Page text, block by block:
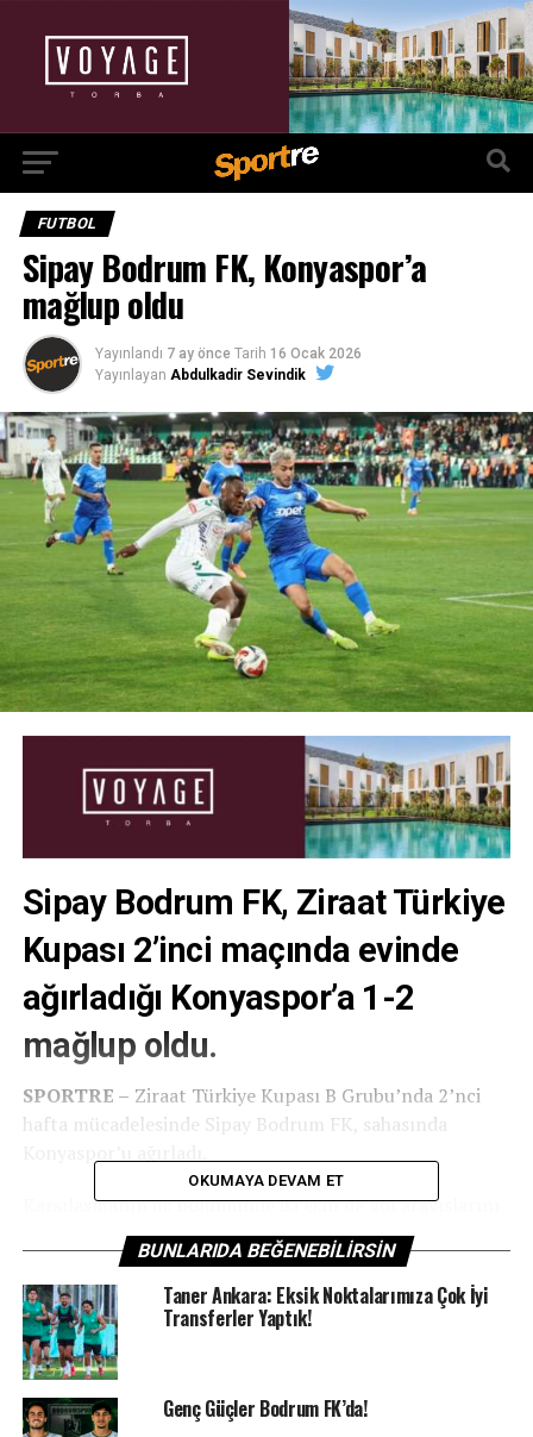
FUTBOL
Sipay Bodrum FK, Konyaspor’a
mağlup oldu
Yayınlandı 7 ay önce Tarih 16 Ocak 2026
Yayınlayan Abdulkadir Sevindik
Sipay Bodrum FK, Ziraat Türkiye
Kupası 2’inci maçında evinde
ağırladığı Konyaspor’a 1-2
mağlup oldu.
SPORTRE – Ziraat Türkiye Kupası B Grubu’nda 2’nci
hafta mücadelesinde Sipay Bodrum FK, sahasında
Karşılaşmanın ilk bölümünde iki ekip de gol arayışlarını
sürdürürken, ilk yarının son dakikalarında Konyaspor
bulduğu golle devre arasına 1-0 üstün girdi. İkinci yarıda
oyunun temposu yükseldi. Sipay Bodrum FK, Ege’nin
attığı golle beraberliği yakaladı.
OKUMAYA DEVAM ET
BUNLARIDA BEĞENEBILIRSIN
Taner Ankara: Eksik Noktalarımıza Çok İyi
Transferler Yaptık!
Genç Güçler Bodrum FK’da!